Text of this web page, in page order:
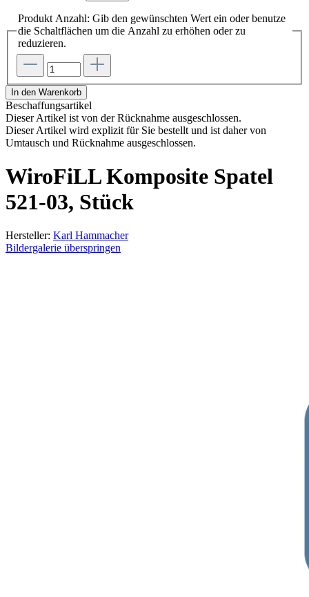
Produkt Anzahl: Gib den gewünschten Wert ein oder benutze
die Schaltflächen um die Anzahl zu erhöhen oder zu
reduzieren.
In den Warenkorb
Beschaffungsartikel
Dieser Artikel ist von der Rücknahme ausgeschlossen.
Dieser Artikel wird explizit für Sie bestellt und ist daher von
Umtausch und Rücknahme ausgeschlossen.
WiroFiLL Komposite Spatel
521-03, Stück
Hersteller: Karl Hammacher
Bildergalerie überspringen